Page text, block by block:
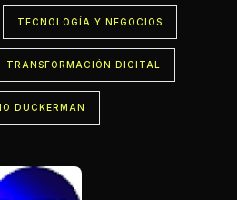
TECNOLOGÍA Y NEGOCIOS
TRANSFORMACIÓN DIGITAL
DUCKERMAN